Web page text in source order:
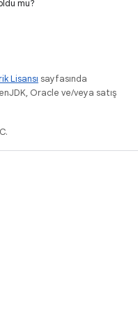
mu?
Lisansı sayfasında
Oracle ve/veya satış